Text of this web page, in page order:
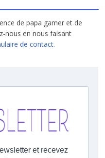
de papa gamer et de
nous en nous faisant
de contact.